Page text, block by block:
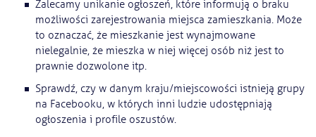
Zalecamy unikanie ogłoszeń, które informują o braku
możliwości zarejestrowania miejsca zamieszkania. Może
to oznaczać, że mieszkanie jest wynajmowane
nielegalnie, że mieszka w niej więcej osób niż jest to
prawnie dozwolone itp.
Sprawdź, czy w danym kraju/miejscowości istnieją grupy
na Facebooku, w których inni ludzie udostępniają
ogłoszenia i profile oszustów.